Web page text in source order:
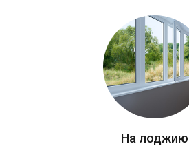
На лоджию